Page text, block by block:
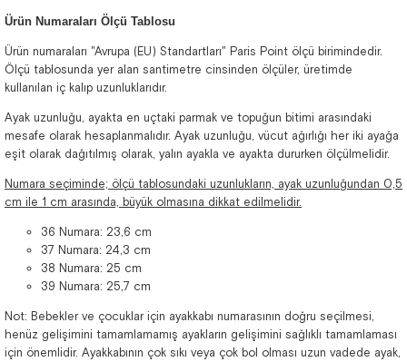
Ürün Numaraları Ölçü Tablosu
Ürün numaraları "Avrupa (EU) Standartları" Paris Point ölçü birimindedir.
Ölçü tablosunda yer alan santimetre cinsinden ölçüler, üretimde
kullanılan iç kalıp uzunluklarıdır.
Ayak uzunluğu, ayakta en uçtaki parmak ve topuğun bitimi arasındaki
mesafe olarak hesaplanmalıdır. Ayak uzunluğu, vücut ağırlığı her iki ayağa
eşit olarak dağıtılmış olarak, yalın ayakla ve ayakta dururken ölçülmelidir.
Numara seçiminde; ölçü tablosundaki uzunlukların, ayak uzunluğundan 0,5
cm ile 1 cm arasında, büyük olmasına dikkat edilmelidir.
36 Numara: 23,6 cm
37 Numara: 24,3 cm
38 Numara: 25 cm
39 Numara: 25,7 cm
Not: Bebekler ve çocuklar için ayakkabı numarasının doğru seçilmesi,
henüz gelişimini tamamlamamış ayakların gelişimini sağlıklı tamamlaması
için önemlidir. Ayakkabının çok sıkı veya çok bol olması uzun vadede ayak,